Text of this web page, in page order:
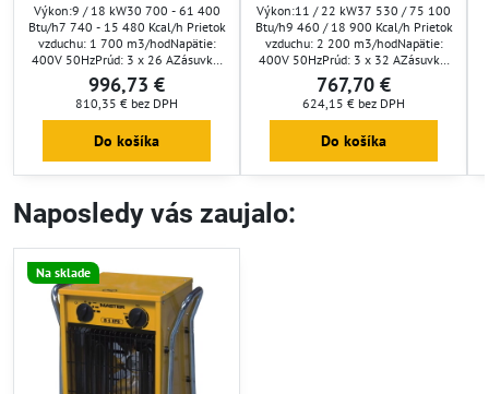
Výkon:9 / 18 kW30 700 - 61 400
Btu/h7 740 - 15 480 Kcal/h Prietok
vzduchu: 1 700 m3/hodNapätie:
400V 50HzPrúd: 3 x 26 AZásuvka:
400V / 32A / 5PIPX4Rozmery:
620x390x430 mmHmotnosť: 27
kgPoloha
vypínača:&nbsp;OFFventilátor9
kW18 kWRegulácia termostatom:
C
996,73 €
810,35 € bez DPH
Do košíka
Výkon:11 / 22 kW37 530 / 75 100
Btu/h9 460 / 18 900 Kcal/h Prietok
vzduchu: 2 200 m3/hodNapätie:
400V 50HzPrúd: 3 x 32 AZásuvka:
400V / 32A / 5PIPX4Rozmery:
360x550x600 mmHmotnosť: 20
kgPoloha
vypínača:&nbsp;OFFventilátor11
kW22 kWRegulácia termostatom:
35 C
767,70 €
624,15 € bez DPH
Do košíka
Naposledy vás zaujalo:
Na sklade